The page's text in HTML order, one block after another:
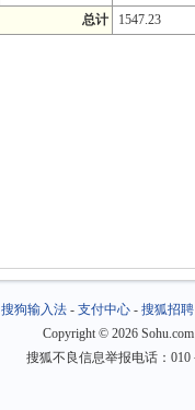
总计
1547.23
搜狗输入法- 支付中心- 搜狐招聘
Copyright © 2026
搜狐不良信息举报电话：010